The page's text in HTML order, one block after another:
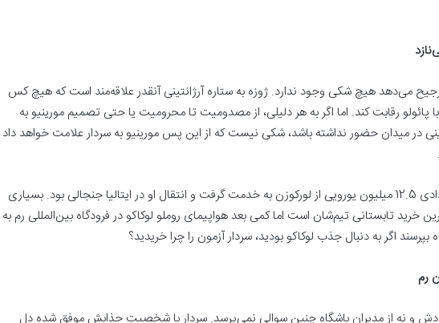
ترجیح می‌دهد هیچ شکی وجود ندارد. ژوزه به ‏ستاره آرژانتینی آنقدر علاقه‌مند است که هیچ کس
رقابت کند. اما اگر به هر دلیلی، از مصدومیت تا محرومیت یا حتی تصمیم ‏مورینیو به
در میدان حضور نداشته باشد، ‏شکی نیست که از این پس مورینیو به سردار علامت خواهد داد
رم در اواخر آگوست سردار آزمون را با قراردادی 12.5 میلیون یورویی از لورکوزن به ‏خدمت گرفت و انتقال او در ایتالیا جنجالی بود. بسیاری
خرید تابستانی تیم‌شان است اما کمی بعد هواپیمای روملو لوکاکو در ‏فرودگاه بین‌المللی رم به
اگر به دنبال ‏جذب لوکاکو بودید، سردار آزمون را چرا خریدید؟
رم
و نه از مدیران باشگاه چنین سوالی ‏نمی‌پرسد. سردار با شخصیت جذابش موفق شده دل